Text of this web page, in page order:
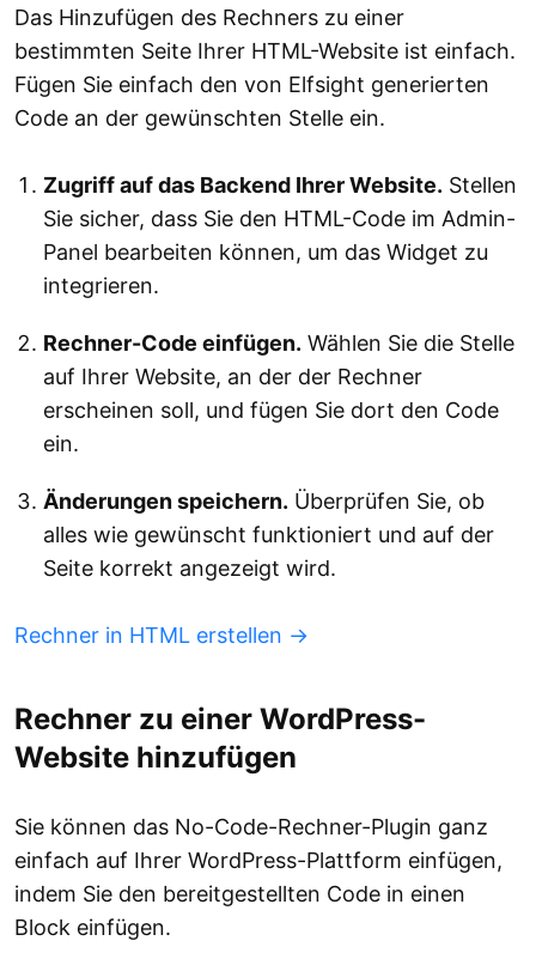
Das Hinzufügen des Rechners zu einer
bestimmten Seite Ihrer HTML-Website ist einfach.
Fügen Sie einfach den von Elfsight generierten
Code an der gewünschten Stelle ein.
Zugriff auf das Backend Ihrer Website. Stellen
Sie sicher, dass Sie den HTML-Code im Admin-
Panel bearbeiten können, um das Widget zu
integrieren.
Rechner-Code einfügen. Wählen Sie die Stelle
auf Ihrer Website, an der der Rechner
erscheinen soll, und fügen Sie dort den Code
ein.
Änderungen speichern. Überprüfen Sie, ob
alles wie gewünscht funktioniert und auf der
Seite korrekt angezeigt wird.
Rechner in HTML erstellen →
Rechner zu einer WordPress-
Website hinzufügen
Sie können das No-Code-Rechner-Plugin ganz
einfach auf Ihrer WordPress-Plattform einfügen,
indem Sie den bereitgestellten Code in einen
Block einfügen.